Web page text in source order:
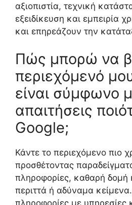
αξιοπιστία, τεχνική
εξειδίκευση και εμπειρία
και επηρεάζουν την
Πώς μπορώ να
περιεχόμενό
είναι σύμφωνο
απαιτήσεις
Google;
Κάντε το περιεχόμενο πιο
προσθέτοντας
πληροφορίες, καθαρή δομή
περιττά ή αδύναμα